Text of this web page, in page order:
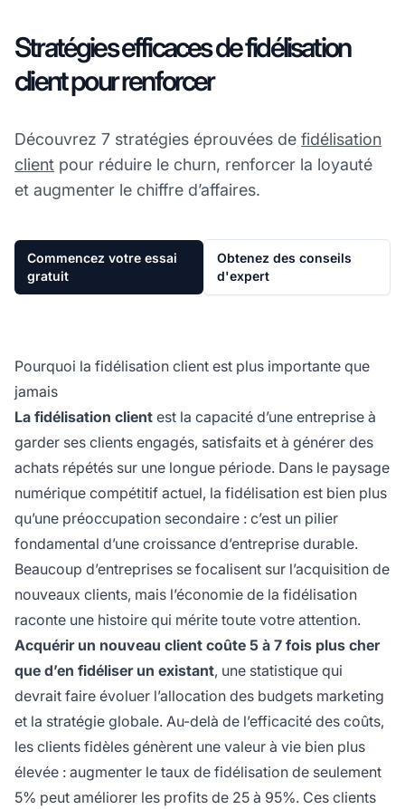
Stratégies efficaces de fidélisation
client pour renforcer
Découvrez 7 stratégies éprouvées de fidélisation
client pour réduire le churn, renforcer la loyauté
et augmenter le chiffre d’affaires.
Commencez votre essai
gratuit
Obtenez des conseils
d'expert
Pourquoi la fidélisation client est plus importante que
jamais
La fidélisation client est la capacité d’une entreprise à
garder ses clients engagés, satisfaits et à générer des
achats répétés sur une longue période. Dans le paysage
numérique compétitif actuel, la fidélisation est bien plus
qu’une préoccupation secondaire : c’est un pilier
fondamental d’une croissance d’entreprise durable.
Beaucoup d’entreprises se focalisent sur l’acquisition de
nouveaux clients, mais l’économie de la fidélisation
raconte une histoire qui mérite toute votre attention.
Acquérir un nouveau client coûte 5 à 7 fois plus cher
que d’en fidéliser un existant, une statistique qui
devrait faire évoluer l’allocation des budgets marketing
et la stratégie globale. Au-delà de l’efficacité des coûts,
les clients fidèles génèrent une valeur à vie bien plus
élevée : augmenter le taux de fidélisation de seulement
5% peut améliorer les profits de 25 à 95%. Ces clients